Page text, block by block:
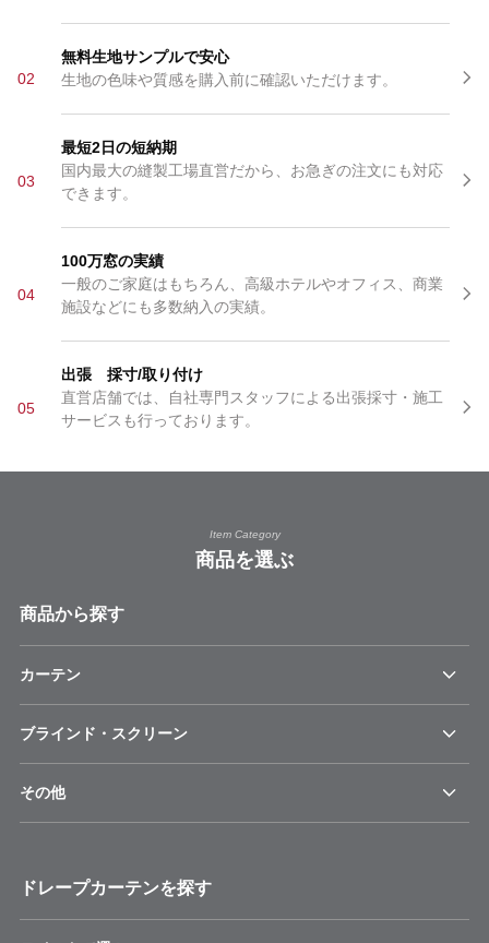
02
無料生地サンプルで安心
生地の色味や質感を購入前に確認いただけます。
03
最短2日の短納期
国内最大の縫製工場直営だから、お急ぎの注文にも対応
できます。
04
100万窓の実績
一般のご家庭はもちろん、高級ホテルやオフィス、商業
施設などにも多数納入の実績。
05
出張 採寸/取り付け
直営店舗では、自社専門スタッフによる出張採寸・施工
サービスも行っております。
Item Category
商品を選ぶ
商品から探す
カーテン
ブラインド・スクリーン
その他
ドレープカーテンを探す